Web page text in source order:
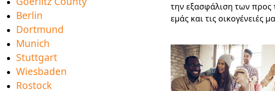
Berlin
Dortmund
Munich
Stuttgart
Wiesbaden
Rostock
την εξασφάλιση των προς
εμάς και τις οικογένειές